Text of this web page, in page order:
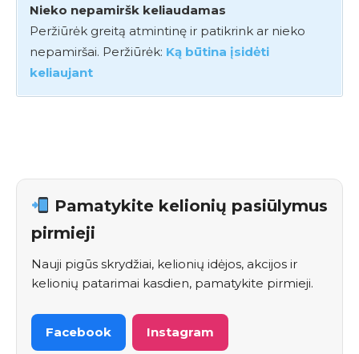
Nieko nepamiršk keliaudamas
Peržiūrėk greitą atmintinę ir patikrink ar nieko
nepamiršai. Peržiūrėk: Ką būtina įsidėti
keliaujant
Pamatykite kelionių pasiūlymus
pirmieji
Nauji pigūs skrydžiai, kelionių idėjos, akcijos ir
kelionių patarimai kasdien, pamatykite pirmieji.
Facebook Instagram